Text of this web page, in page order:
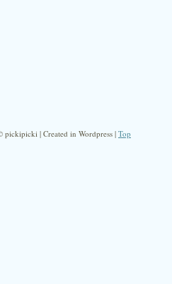
| Created in Wordpress | Top